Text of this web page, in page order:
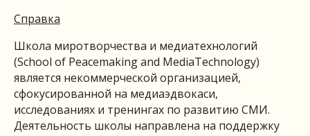
Справка
Школа миротворчества и медиатехнологий
(School of Peacemaking and MediaTechnology)
является некоммерческой организацией,
сфокусированной на медиаэдвокаси,
исследованиях и тренингах по развитию СМИ.
Деятельность школы направлена на поддержку